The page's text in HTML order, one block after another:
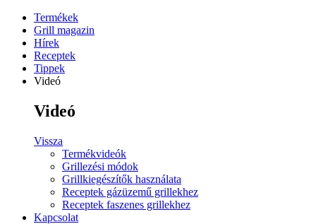
Termékek
Grill magazin
Hírek
Receptek
Tippek
Videó
Videó
Vissza
Termékvideók
Grillezési módok
Grillkiegészítők használata
Receptek gázüzemű grillekhez
Receptek faszenes grillekhez
Kapcsolat